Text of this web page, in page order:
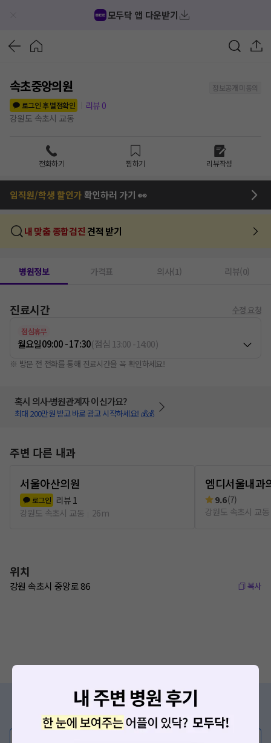
모두닥 앱 다운받기
속초중앙의원
정보공개 미동의
로그인 후 별점확인
리뷰 0
강원도 속초시 교동
전화하기 찜하기 리뷰작성
임직원/학생 할인가확인하러 가기 👀
내 맞춤 종합검진 견적 받기
병원정보 가격표 의사(1) 리뷰(0)
진료시간 수정 요청
점심휴무
월요일09:00 - 17:30(점심 13:00-14:00)
※ 방문 전 전화를 통해 진료시간을 꼭 확인하세요!
혹시 의사·병원관계자 이신가요?
최대 200만원 받고 바로 광고 시작하세요! 💰💰
주변 다른 내과
서울아산의원
로그인 리뷰 1
강원도 속초시 교동
26m
엠디서울내과
9.6(7)
강원도 속초시 교동
위치
강원 속초시 중앙로 86 복사
증상/치료, 궁금한 점이 있나요?
의사가 직접 답해드려요!